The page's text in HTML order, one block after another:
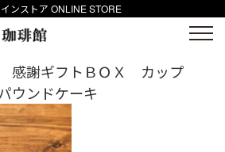
ンストア ONLINE STORE
感謝ギフトＢＯＸ カップ
ウンドケーキ